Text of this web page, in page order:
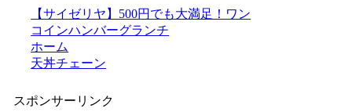
【サイゼリヤ】500円でも大満足！ワン
コインハンバーグランチ
ホーム
天丼チェーン
スポンサーリンク